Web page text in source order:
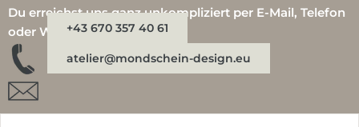
Du erreichst uns ganz unkompliziert per E-Mail, Telefon
oder WhatsApp:+43 670 357 40 61
atelier@mondschein-design.eu